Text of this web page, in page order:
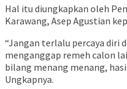
Hal itu diungkapkan oleh
Karawang, Asep Agustian
“Jangan terlalu percaya diri
menganggap remeh calon
bilang menang menang,
Ungkapnya.